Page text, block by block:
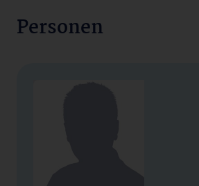
Personen